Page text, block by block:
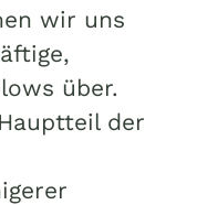
wir uns
über.
der